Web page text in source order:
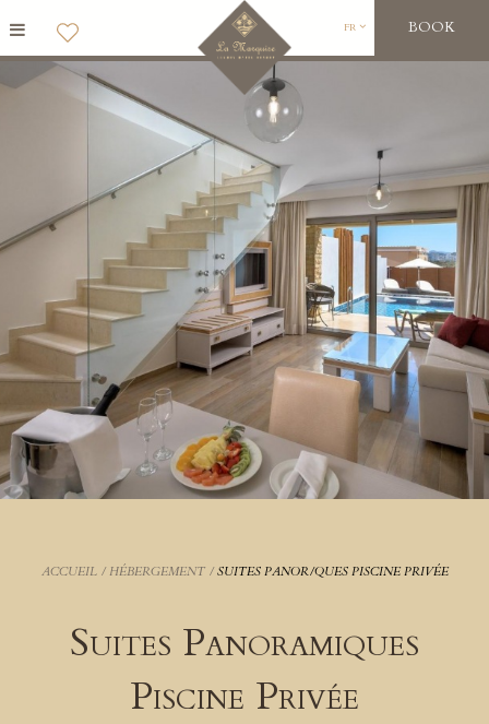
BOOK
FR
ACCUEIL/HÉBERGEMENT/SUITES PANOR/QUES PISCINE PRIVÉE
Suites Panoramiques
Piscine Privée